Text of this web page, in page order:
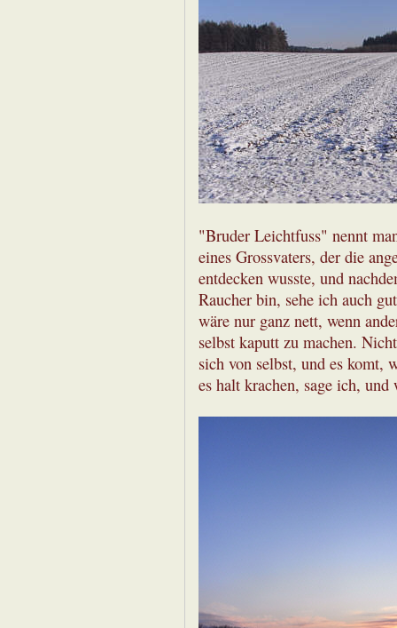
"Bruder Leichtfuss" nennt
eines Grossvaters, der die
entdecken wusste, und
Raucher bin, sehe ich auch
wäre nur ganz nett, wenn
selbst kaputt zu machen.
sich von selbst, und es komt,
es halt krachen, sage ich,